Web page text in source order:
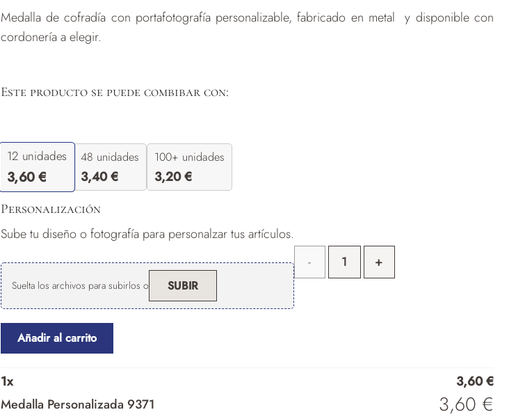
clientes
Medalla de cofradía con portafotografía personalizable, fabricado en metal y disponible con
cordonería a elegir.
Este producto se puede combibar con:
12 unidades
3,60€
48 unidades
3,40€
100+ unidades
3,20€
Personalización
Sube tu diseño o fotografía para personalzar tus artículos.
Suelta los archivos para subirlos o SUBIR
Medalla
Añadir al carrito
1x 3,60€
Medalla Personalizada 9371
3,60 €